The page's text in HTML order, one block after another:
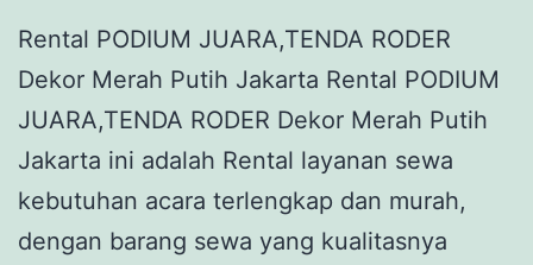
Rental PODIUM JUARA,TENDA RODER
Dekor Merah Putih Jakarta Rental PODIUM
JUARA,TENDA RODER Dekor Merah Putih
Jakarta ini adalah Rental layanan sewa
kebutuhan acara terlengkap dan murah,
dengan barang sewa yang kualitasnya